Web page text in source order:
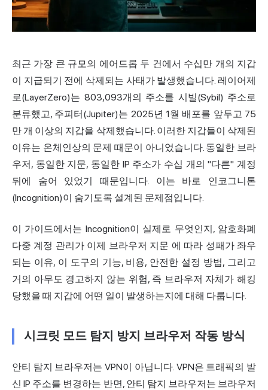
최근 가장 큰 규모의 에어드롭 두 건에서 수십만 개의 지갑
이 지급되기 전에 삭제되는 사태가 발생했습니다. 레이어제
로(LayerZero)는 803,093개의 주소를 시빌(Sybil) 주소로
분류했고, 주피터(Jupiter)는 2025년 1월 배포를 앞두고 75
만 개 이상의 지갑을 삭제했습니다. 이러한 지갑들이 삭제된
이유는 온체인상의 문제 때문이 아니었습니다. 동일한 브라
우저, 동일한 지문, 동일한 IP 주소가 수십 개의 "다른" 계정
뒤에 숨어 있었기 때문입니다. 이는 바로 인코그니톤
(Incognition)이 숨기도록 설계된 문제점입니다.
이 가이드에서는 Incognition이 실제로 무엇인지, 암호화폐
다중 계정 관리가 이제 브라우저 지문 에 따라 성패가 좌우
되는 이유, 이 도구의 기능, 비용, 안전한 설정 방법, 그리고
거의 아무도 경고하지 않는 위험, 즉 브라우저 자체가 해킹
당했을 때 지갑에 어떤 일이 발생하는지에 대해 다룹니다.
시크릿 모드 탐지 방지 브라우저 작동 방식
안티 탐지 브라우저는 VPN이 아닙니다. VPN은 트래픽의 발
신 IP 주소를 변경하는 반면, 안티 탐지 브라우저는 브라우저